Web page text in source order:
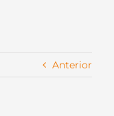
Anterior